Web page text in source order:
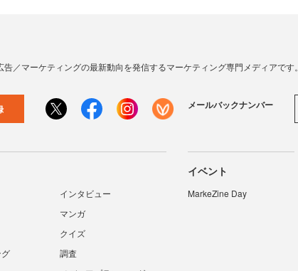
／マーケティングの最新動向を発信するマーケティング専門メディアです。
メールバックナンバー
インタビュー
マンガ
クイズ
調査
イベント
MarkeZine Day